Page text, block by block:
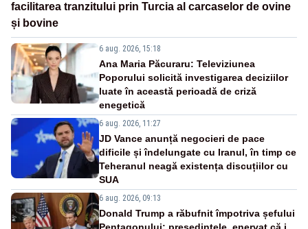
facilitarea tranzitului prin Turcia al carcaselor de ovine
și bovine
6 aug. 2026, 15:18
Ana Maria Păcuraru: Televiziunea
Poporului solicită investigarea deciziilor
luate în această perioadă de criză
enegetică
6 aug. 2026, 11:27
JD Vance anunță negocieri de pace
dificile și îndelungate cu Iranul, în timp ce
Teheranul neagă existența discuțiilor cu
SUA
6 aug. 2026, 09:13
Donald Trump a răbufnit împotriva șefului